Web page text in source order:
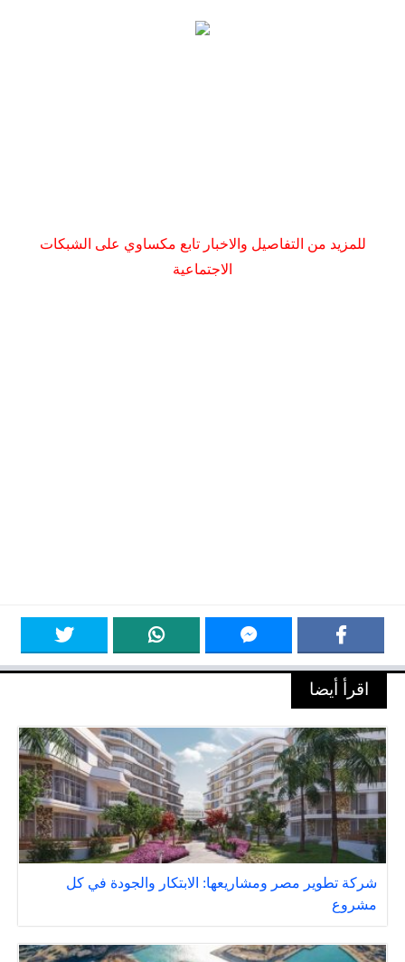
للمزيد من التفاصيل والاخبار تابع مكساوي على الشبكات
الاجتماعية
اقرأ أيضا
شركة تطوير مصر ومشاريعها: الابتكار والجودة في كل
مشروع